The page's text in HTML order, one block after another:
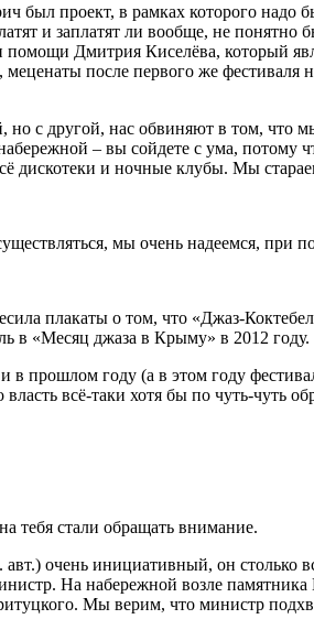
был проект, в рамках которого
и заплатят ли вообще, не
Дмитрия Киселёва, который
после первого же
с другой, нас обвиняют в том, что
– вы сойдете с ума,
дискотеки и ночные клубы. Мы
мы очень надеемся, при
плакаты о том, что «Джаз-
в «Месяц джаза в Крыму» в 2012
в прошлом году (а в этом году
всё-таки хотя бы по чуть-чуть
тебя стали обращать внимание.
очень инициативный, он столько
На набережной возле
Мы верим, что министр